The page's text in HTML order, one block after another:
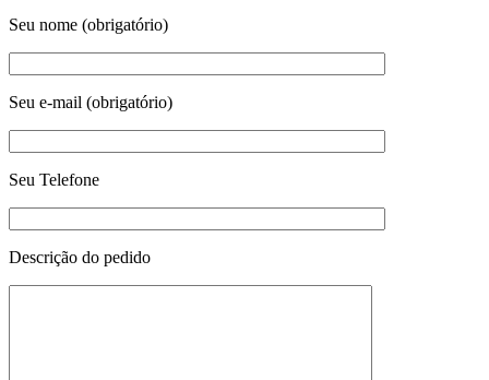
Seu nome (obrigatório)
Seu e-mail (obrigatório)
Seu Telefone
Descrição do pedido